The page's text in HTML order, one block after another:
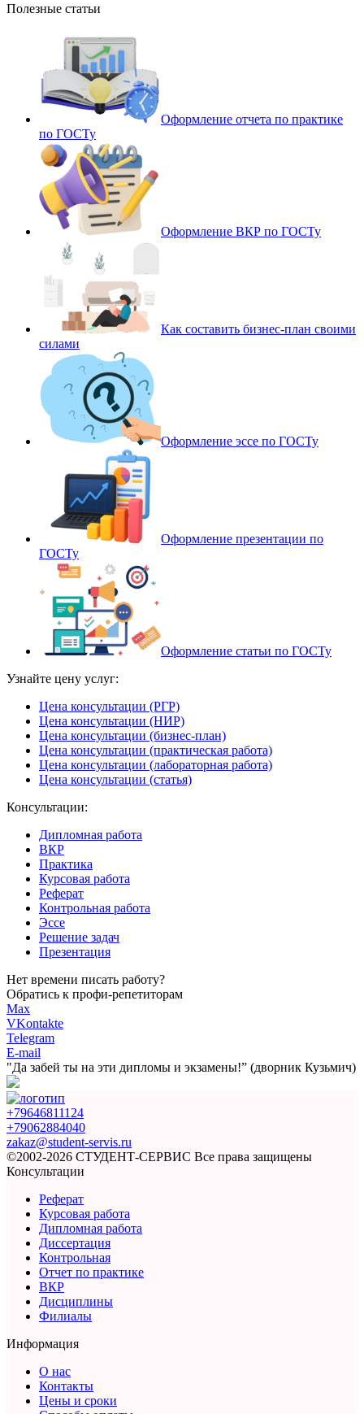
Полезные статьи
Оформление отчета по практике
по ГОСТу
Оформление ВКР по ГОСТу
Как составить бизнес-план своими
силами
Оформление эссе по ГОСТу
Оформление презентации по
ГОСТу
Оформление статьи по ГОСТу
Узнайте цену услуг:
Цена консультации (РГР)
Цена консультации (НИР)
Цена консультации (бизнес-план)
Цена консультации (практическая работа)
Цена консультации (лабораторная работа)
Цена консультации (статья)
Консультации:
Дипломная работа
ВКР
Практика
Курсовая работа
Реферат
Контрольная работа
Эссе
Решение задач
Презентация
Нет времени писать работу?
Обратись к профи-репетиторам
Max
VKontakte
Telegram
E-mail
"Да забей ты на эти дипломы и экзамены!” (дворник Кузьмич)
+79646811124
+79062884040
zakaz@student-servis.ru
©2002-2026 СТУДЕНТ-СЕРВИС Все права защищены
Консультации
Реферат
Курсовая работа
Дипломная работа
Диссертация
Контрольная
Отчет по практике
ВКР
Дисциплины
Филиалы
Информация
О нас
Контакты
Цены и сроки